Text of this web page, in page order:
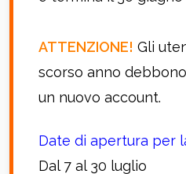
ATTENZIONE! Gli
scorso anno
un nuovo account.
Date di apertura per
Dal 7 al 30 luglio